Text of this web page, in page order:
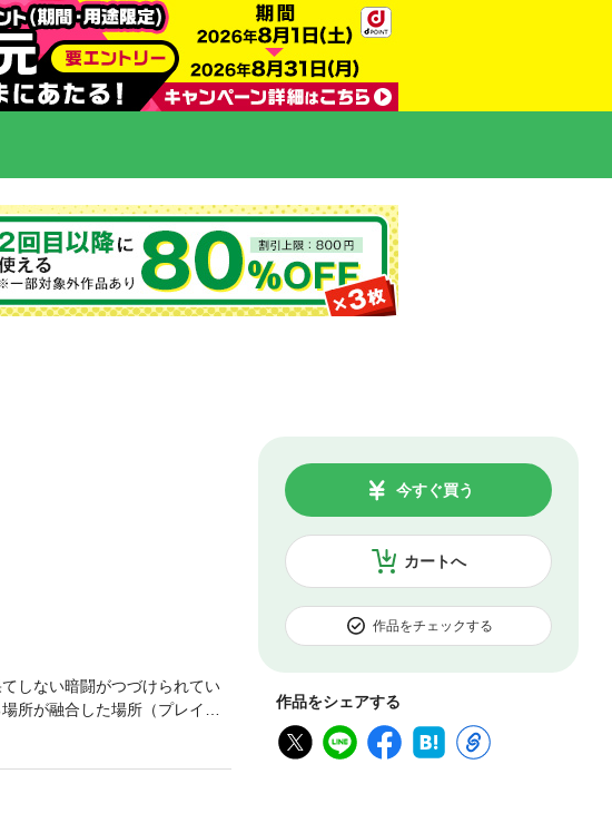
カートへ
今すぐ買う
作品をチェックする
作品をシェアする
しない暗闘がつづけられてい
所が融合した場所（プレイ
たちをなぐさめるエンターテ
輝いた傑作。